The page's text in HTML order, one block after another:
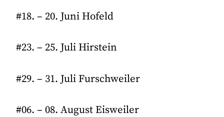
#18. – 20. Juni Hofeld
#23. – 25. Juli Hirstein
#29. – 31. Juli Furschweiler
#06. – 08. August Eisweiler